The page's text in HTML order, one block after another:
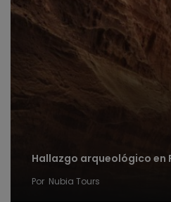
Hallazgo arqueológico en
Por Nubia Tours